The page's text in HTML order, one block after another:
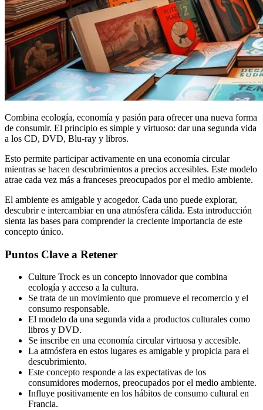
Combina ecología, economía y pasión para ofrecer una nueva forma
de consumir. El principio es simple y virtuoso: dar una segunda vida
a los CD, DVD, Blu-ray y libros.
Esto permite participar activamente en una economía circular
mientras se hacen descubrimientos a precios accesibles. Este modelo
atrae cada vez más a franceses preocupados por el medio ambiente.
El ambiente es amigable y acogedor. Cada uno puede explorar,
descubrir e intercambiar en una atmósfera cálida. Esta introducción
sienta las bases para comprender la creciente importancia de este
concepto único.
Puntos Clave a Retener
Culture Trock es un concepto innovador que combina
ecología y acceso a la cultura.
Se trata de un movimiento que promueve el recomercio y el
consumo responsable.
El modelo da una segunda vida a productos culturales como
libros y DVD.
Se inscribe en una economía circular virtuosa y accesible.
La atmósfera en estos lugares es amigable y propicia para el
descubrimiento.
Este concepto responde a las expectativas de los
consumidores modernos, preocupados por el medio ambiente.
Influye positivamente en los hábitos de consumo cultural en
Francia.